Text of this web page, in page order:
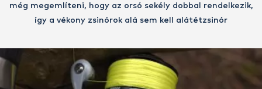
még megemlíteni, hogy az orsó sekély dobbal rendelkezik,
így a vékony zsinórok alá sem kell alátétzsinór